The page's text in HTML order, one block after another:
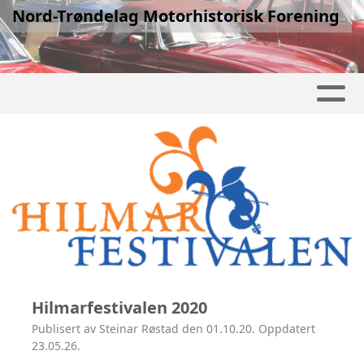
Nord-Trøndelag Motorhistorisk Forening
Hilmarfestivalen 2020
Publisert av Steinar Røstad den 01.10.20. Oppdatert
23.05.26.